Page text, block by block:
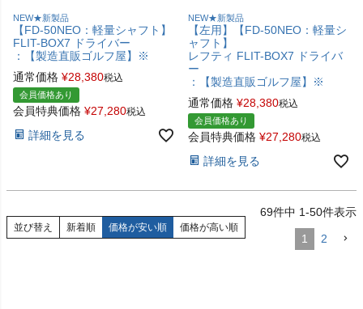
NEW★新製品
【FD-50NEO：軽量シャフト】
FLIT-BOX7 ドライバー
：【製造直販ゴルフ屋】※
通常価格 ¥28,380税込
会員価格あり
会員特典価格 ¥27,280税込
詳細を見る
NEW★新製品
【左用】【FD-50NEO：軽量シ
ャフト】
レフティ FLIT-BOX7 ドライバ
ー
：【製造直販ゴルフ屋】※
通常価格 ¥28,380税込
会員価格あり
会員特典価格 ¥27,280税込
詳細を見る
並び替え 新着順 価格が安い順 価格が高い順
69件中 1-50件表示
1 2